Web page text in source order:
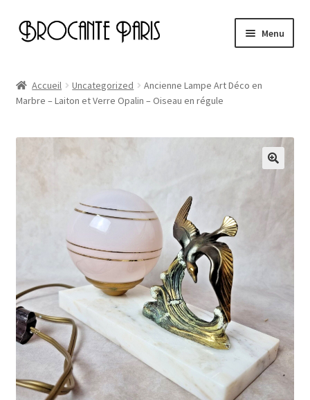
Aller
navigation
Aller
au
Menu
Cart
Checkout
Page d’exemple
Accueil Uncategorized
Ancienne Lampe Art Déco en
Marbre – Laiton et Verre Opalin – Oiseau en régule